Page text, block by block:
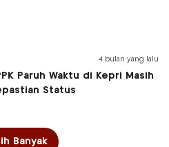
4 bulan yang lalu
Paruh Waktu di Kepri Masih
Status
Banyak